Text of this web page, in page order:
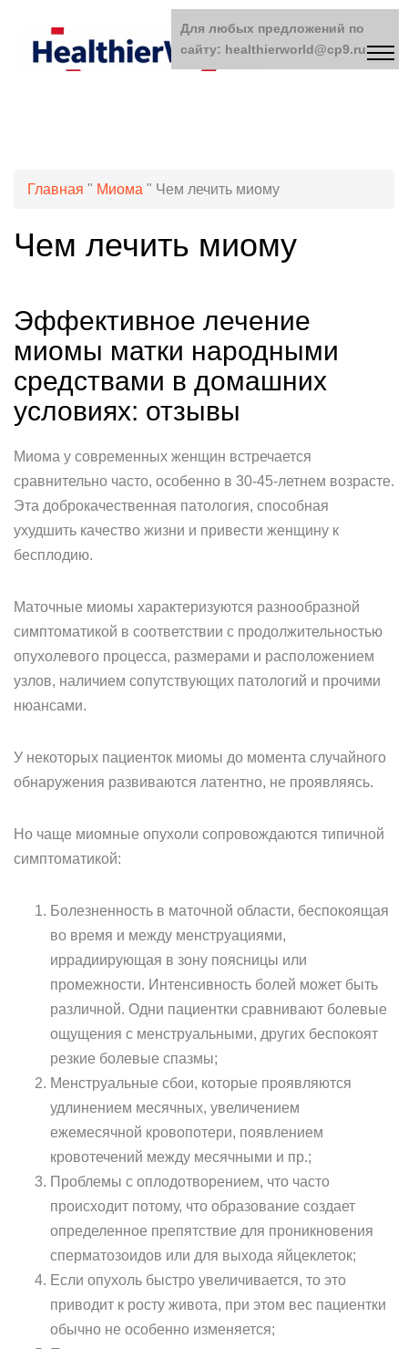
Главная " Миома " Чем лечить миому
Чем лечить миому
Эффективное лечение
миомы матки народными
средствами в домашних
условиях: отзывы
Миома у современных женщин встречается
сравнительно часто, особенно в 30-45-летнем возрасте.
Эта доброкачественная патология, способная
ухудшить качество жизни и привести женщину к
бесплодию.
Маточные миомы характеризуются разнообразной
симптоматикой в соответствии с продолжительностью
опухолевого процесса, размерами и расположением
узлов, наличием сопутствующих патологий и прочими
нюансами.
У некоторых пациенток миомы до момента случайного
обнаружения развиваются латентно, не проявляясь.
Но чаще миомные опухоли сопровождаются типичной
симптоматикой:
Болезненность в маточной области, беспокоящая
во время и между менструациями,
иррадиирующая в зону поясницы или
промежности. Интенсивность болей может быть
различной. Одни пациентки сравнивают болевые
ощущения с менструальными, других беспокоят
резкие болевые спазмы;
Менструальные сбои, которые проявляются
удлинением месячных, увеличением
ежемесячной кровопотери, появлением
кровотечений между месячными и пр.;
Проблемы с оплодотворением, что часто
происходит потому, что образование создает
определенное препятствие для проникновения
сперматозоидов или для выхода яйцеклеток;
Если опухоль быстро увеличивается, то это
приводит к росту живота, при этом вес пациентки
обычно не особенно изменяется;
Для любых предложений по
сайту: healthierworld@cp9.ru